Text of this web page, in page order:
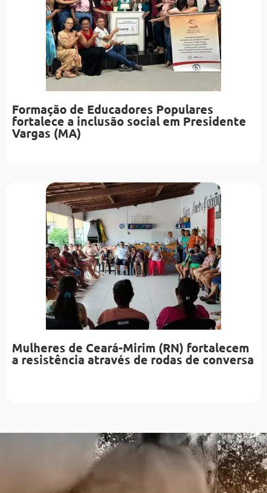
Formação de Educadores Populares
fortalece a inclusão social em Presidente
Vargas (MA)
Mulheres de Ceará-Mirim (RN) fortalecem
a resistência através de rodas de conversa